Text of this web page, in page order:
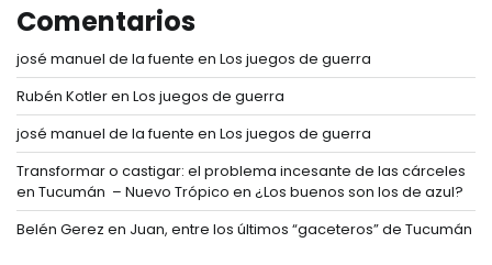
Comentarios
josé manuel de la fuente en Los juegos de guerra
Rubén Kotleren Los juegos de guerra
josé manuel de la fuente en Los juegos de guerra
Transformar o castigar: el problema incesante de las cárceles
en Tucumán – Nuevo Trópico en ¿Los buenos son los de azul?
Belén Gerez en Juan, entre los últimos “gaceteros” de Tucumán